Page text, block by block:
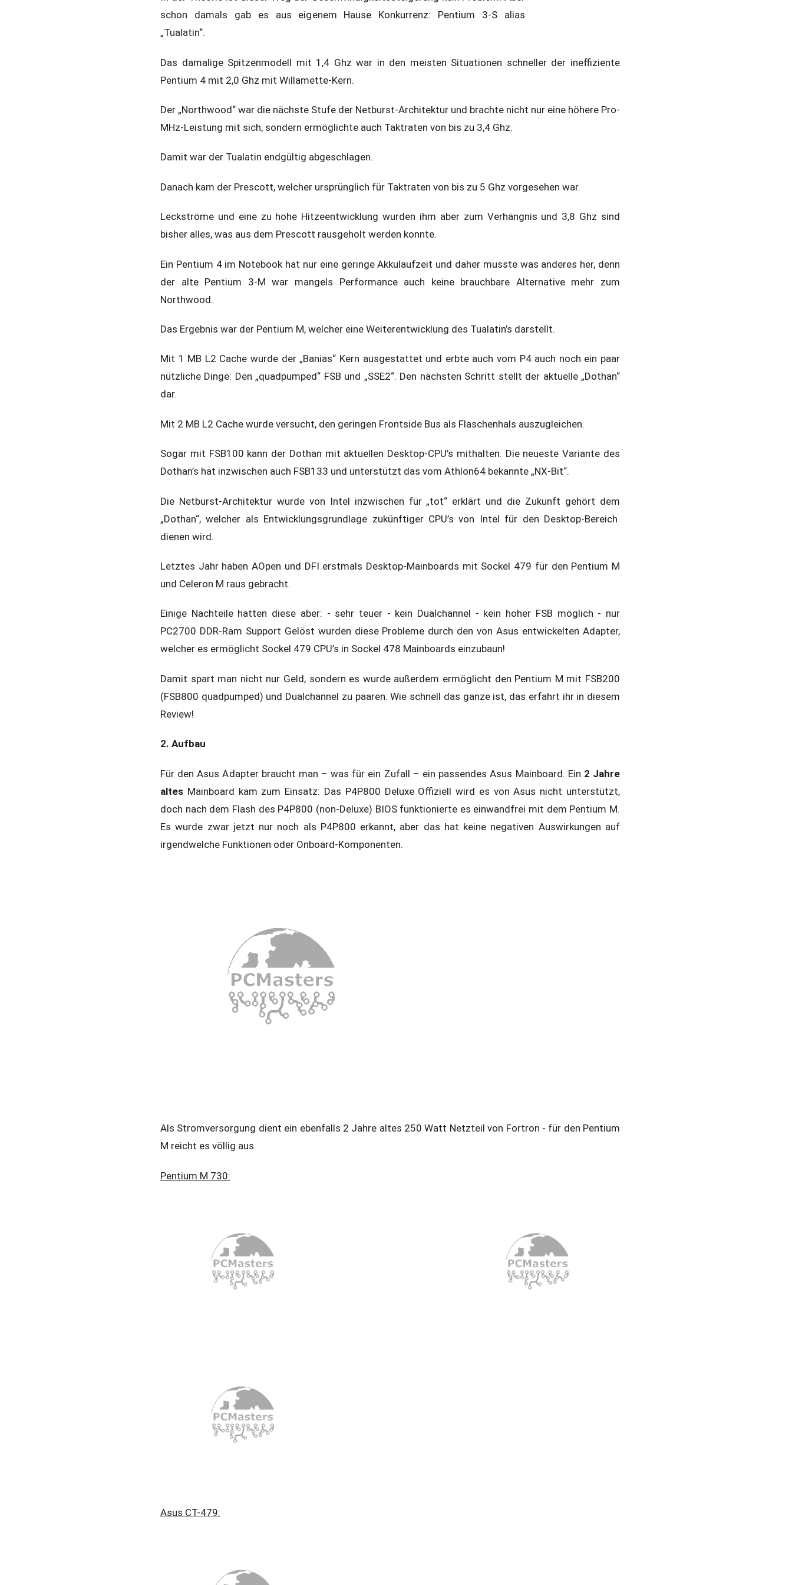
schon damals gab es aus eigenem Hause Konkurrenz: Pentium 3-S alias
„Tualatin“.
Das damalige Spitzenmodell mit 1,4 Ghz war in den meisten Situationen schneller der ineffiziente
Pentium 4 mit 2,0 Ghz mit Willamette-Kern.
Der „Northwood“ war die nächste Stufe der Netburst-Architektur und brachte nicht nur eine höhere Pro-
MHz-Leistung mit sich, sondern ermöglichte auch Taktraten von bis zu 3,4 Ghz.
Damit war der Tualatin endgültig abgeschlagen.
Danach kam der Prescott, welcher ursprünglich für Taktraten von bis zu 5 Ghz vorgesehen war.
Leckströme und eine zu hohe Hitzeentwicklung wurden ihm aber zum Verhängnis und 3,8 Ghz sind
bisher alles, was aus dem Prescott rausgeholt werden konnte.
Ein Pentium 4 im Notebook hat nur eine geringe Akkulaufzeit und daher musste was anderes her, denn
der alte Pentium 3-M war mangels Performance auch keine brauchbare Alternative mehr zum
Northwood.
Das Ergebnis war der Pentium M, welcher eine Weiterentwicklung des Tualatin’s darstellt.
Mit 1 MB L2 Cache wurde der „Banias“ Kern ausgestattet und erbte auch vom P4 auch noch ein paar
nützliche Dinge: Den „quadpumped“ FSB und „SSE2“. Den nächsten Schritt stellt der aktuelle „Dothan“
dar.
Mit 2 MB L2 Cache wurde versucht, den geringen Frontside Bus als Flaschenhals auszugleichen.
Sogar mit FSB100 kann der Dothan mit aktuellen Desktop-CPU’s mithalten. Die neueste Variante des
Dothan’s hat inzwischen auch FSB133 und unterstützt das vom Athlon64 bekannte „NX-Bit“.
Die Netburst-Architektur wurde von Intel inzwischen für „tot“ erklärt und die Zukunft gehört dem
„Dothan“, welcher als Entwicklungsgrundlage zukünftiger CPU’s von Intel für den Desktop-Bereich
dienen wird.
Letztes Jahr haben AOpen und DFI erstmals Desktop-Mainboards mit Sockel 479 für den Pentium M
und Celeron M raus gebracht.
Einige Nachteile hatten diese aber: - sehr teuer - kein Dualchannel - kein hoher FSB möglich - nur
PC2700 DDR-Ram Support Gelöst wurden diese Probleme durch den von Asus entwickelten Adapter,
welcher es ermöglicht Sockel 479 CPU’s in Sockel 478 Mainboards einzubaun!
Damit spart man nicht nur Geld, sondern es wurde außerdem ermöglicht den Pentium M mit FSB200
(FSB800 quadpumped) und Dualchannel zu paaren. Wie schnell das ganze ist, das erfahrt ihr in diesem
Review!
2. Aufbau
Für den Asus Adapter braucht man – was für ein Zufall – ein passendes Asus Mainboard. Ein 2 Jahre
altes Mainboard kam zum Einsatz: Das P4P800 Deluxe Offiziell wird es von Asus nicht unterstützt,
doch nach dem Flash des P4P800 (non-Deluxe) BIOS funktionierte es einwandfrei mit dem Pentium M.
Es wurde zwar jetzt nur noch als P4P800 erkannt, aber das hat keine negativen Auswirkungen auf
irgendwelche Funktionen oder Onboard-Komponenten.
Als Stromversorgung dient ein ebenfalls 2 Jahre altes 250 Watt Netzteil von Fortron - für den Pentium
M reicht es völlig aus.
Pentium M 730:
Asus CT-479: